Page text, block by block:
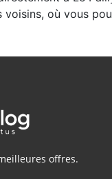
où vous
offres.